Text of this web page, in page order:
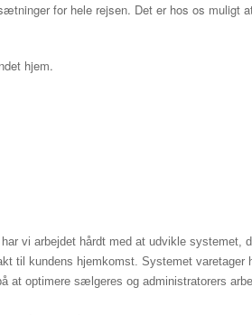
for hele rejsen. Det er hos os muligt
hjem.
vi arbejdet hårdt med at udvikle systemet,
til kundens hjemkomst. Systemet varetager
at optimere sælgeres og administratorers